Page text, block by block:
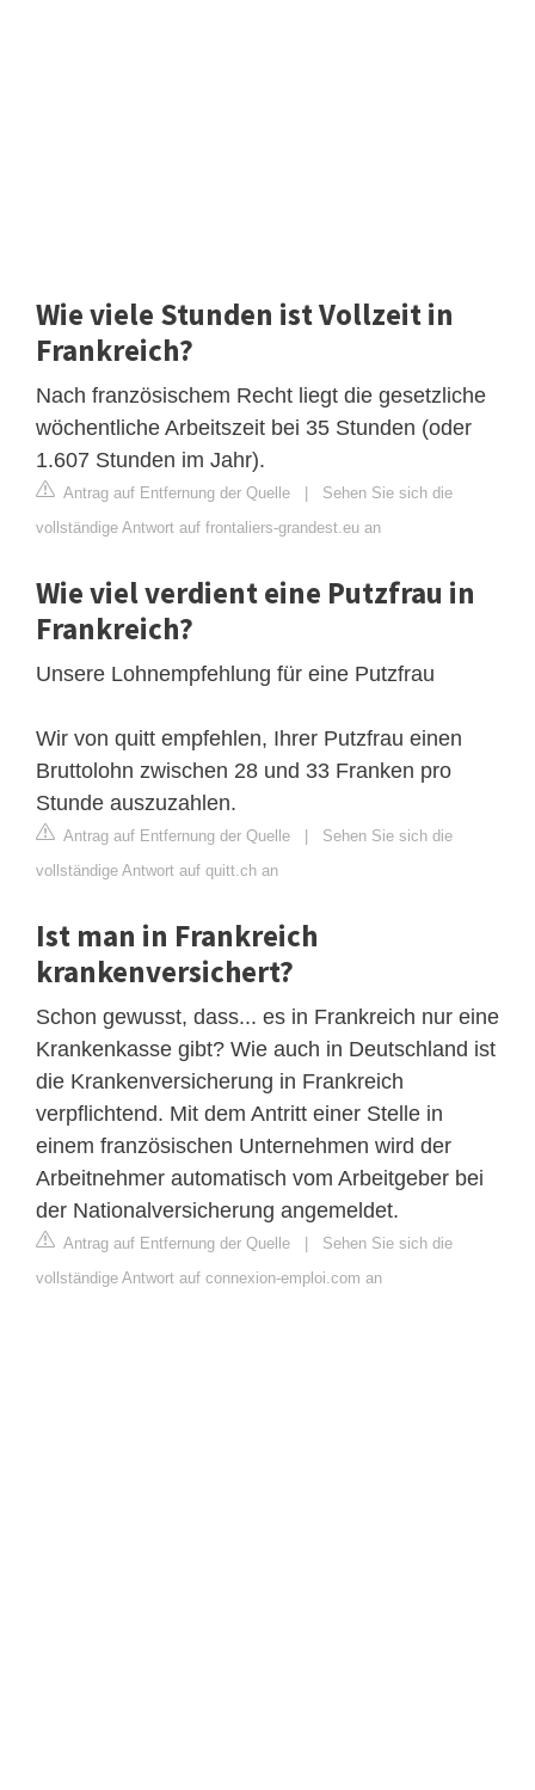
Wie viele Stunden ist Vollzeit in
Frankreich?
Nach französischem Recht liegt die gesetzliche
wöchentliche Arbeitszeit bei 35 Stunden (oder
1.607 Stunden im Jahr).
Antrag auf Entfernung der Quelle | Sehen Sie sich die
vollständige Antwort auf frontaliers-grandest.eu an
Wie viel verdient eine Putzfrau in
Frankreich?
Unsere Lohnempfehlung für eine Putzfrau
Wir von quitt empfehlen, Ihrer Putzfrau einen
Bruttolohn zwischen 28 und 33 Franken pro
Stunde auszuzahlen.
Antrag auf Entfernung der Quelle | Sehen Sie sich die
vollständige Antwort auf quitt.ch an
Ist man in Frankreich
krankenversichert?
Schon gewusst, dass... es in Frankreich nur eine
Krankenkasse gibt? Wie auch in Deutschland ist
die Krankenversicherung in Frankreich
verpflichtend. Mit dem Antritt einer Stelle in
einem französischen Unternehmen wird der
Arbeitnehmer automatisch vom Arbeitgeber bei
der Nationalversicherung angemeldet.
Antrag auf Entfernung der Quelle | Sehen Sie sich die
vollständige Antwort auf connexion-emploi.com an